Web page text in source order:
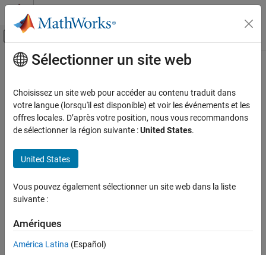
Passer au contenu
Activer/désactiver l'affichage du menu
Accueil de la documentation
Contenu principal
How useful was this information?
Sélectionner un site web
Choisissez un site web pour accéder au contenu traduit dans
votre langue (lorsqu'il est disponible) et voir les événements et les
offres locales. D’après votre position, nous vous recommandons
de sélectionner la région suivante :United States.
United States
Vous pouvez également sélectionner un site web dans la liste
suivante :
Amériques
América Latina (Español)